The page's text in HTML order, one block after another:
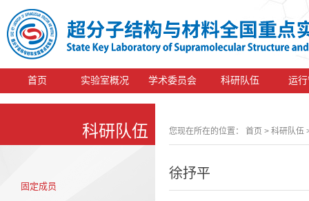
首页 实验室概况 学术委员会 科研队伍 运
科研队伍 您现在所在的位置： 首页 > 科研队伍
固定成员
徐抒平